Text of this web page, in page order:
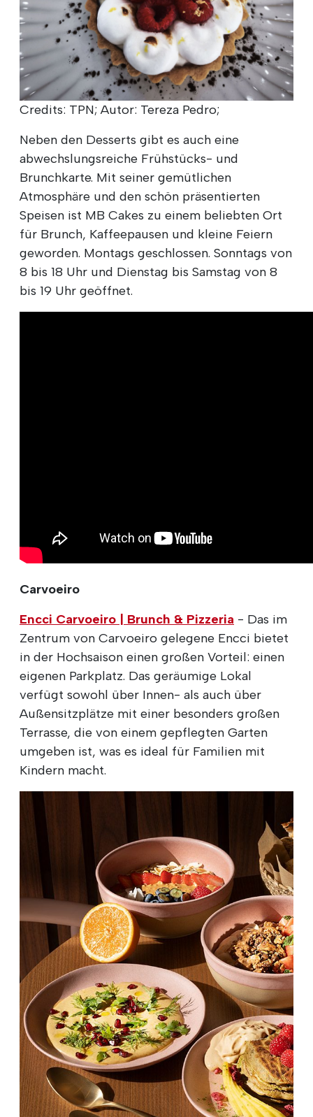
Credits: TPN; Autor: Tereza Pedro;
Neben den Desserts gibt es auch eine
abwechslungsreiche Frühstücks- und
Brunchkarte. Mit seiner gemütlichen
Atmosphäre und den schön präsentierten
Speisen ist MB Cakes zu einem beliebten Ort
für Brunch, Kaffeepausen und kleine Feiern
geworden. Montags geschlossen. Sonntags von
8 bis 18 Uhr und Dienstag bis Samstag von 8
bis 19 Uhr geöffnet.
Carvoeiro
Encci Carvoeiro | Brunch & Pizzeria - Das im
Zentrum von Carvoeiro gelegene Encci bietet
in der Hochsaison einen großen Vorteil: einen
eigenen Parkplatz. Das geräumige Lokal
verfügt sowohl über Innen- als auch über
Außensitzplätze mit einer besonders großen
Terrasse, die von einem gepflegten Garten
umgeben ist, was es ideal für Familien mit
Kindern macht.